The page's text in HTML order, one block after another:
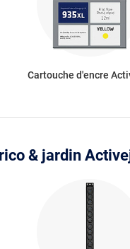
Cartouche d'encre
& jardin